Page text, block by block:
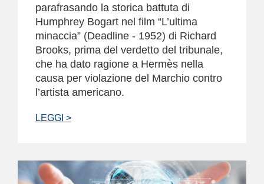
parafrasando la storica battuta di
Humphrey Bogart nel film “L’ultima
minaccia” (Deadline - 1952) di Richard
Brooks, prima del verdetto del tribunale,
che ha dato ragione a Hermès nella
causa per violazione del Marchio contro
l’artista americano.
LEGGI >